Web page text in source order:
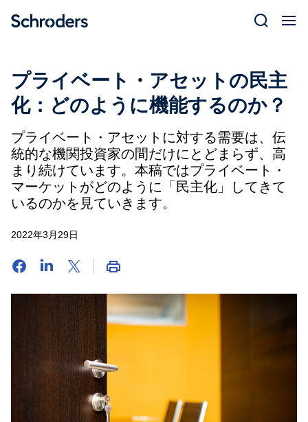
プライベート・アセットの民主
化：どのように機能するのか？
プライベート・アセットに対する需要は、伝
統的な機関投資家の間だけにとどまらず、高
まり続けています。本稿ではプライベート・
マーケットがどのように「民主化」してきて
いるのかを見ていきます。
2022年3月29日